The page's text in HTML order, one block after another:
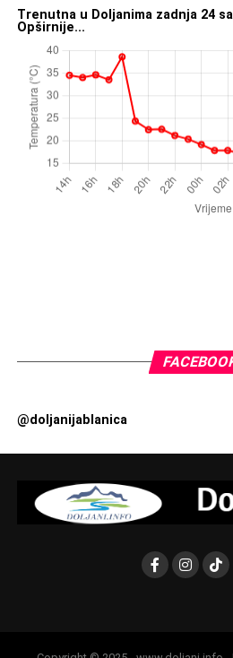
Trenutna u Doljanima zadnja 24
Opširnije...
@doljanijablanica